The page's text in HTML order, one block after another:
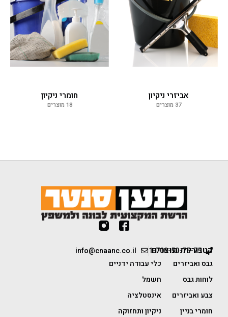
אביזרי ניקיון
37 מוצרים
חומרי ניקיון
18 מוצרים
1-700-50-75-75
info@cnaanc.co.il קטגוריות מוצרים
גבס ואביזרים
לוחות גבס
צבע ואביזרים
חומרי בניין
כלי עבודה ידניים
חשמל
אינסטלציה
ניקיון ותחזוקה